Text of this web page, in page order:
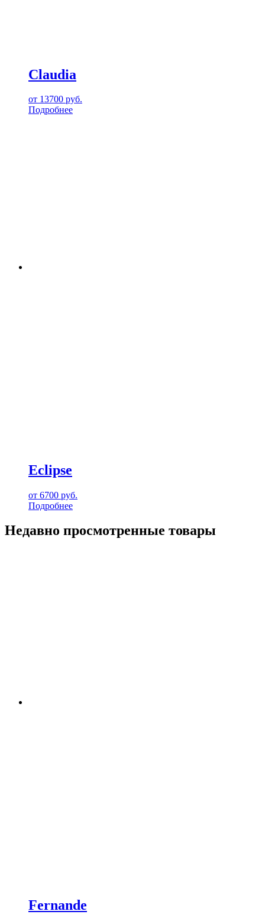
Claudia
от 13700 руб.
Подробнее
Eclipse
от 6700 руб.
Подробнее
Недавно просмотренные товары
Fernande